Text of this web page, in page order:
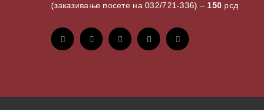
(заказивање посете на 032/721-336) – 150 рсд